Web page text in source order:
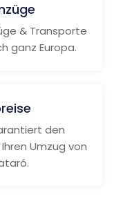
& Transporte
ganz Europa.
den
Umzug von